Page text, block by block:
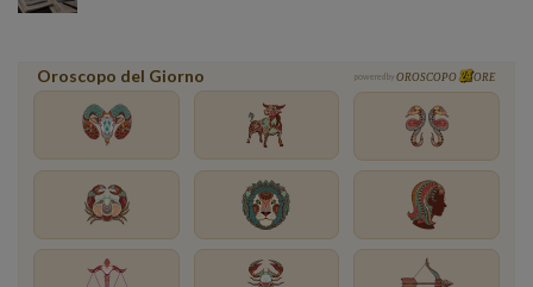
Oroscopo del Giorno powered by OROSCOPO ORE